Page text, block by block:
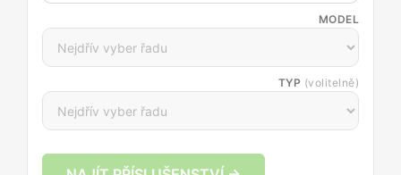
MODEL
TYP (volitelně)